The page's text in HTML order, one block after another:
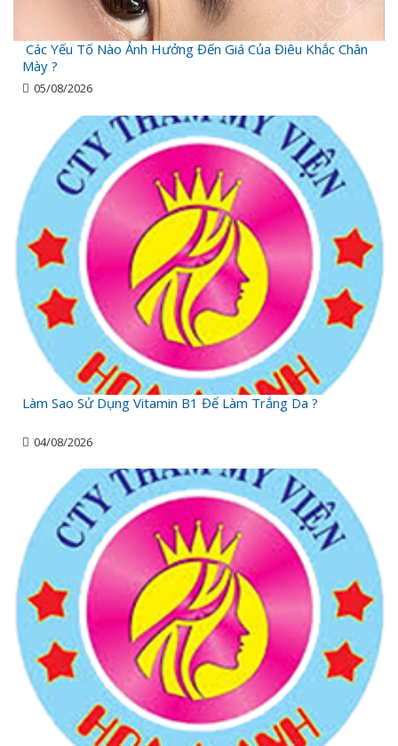
Các Yếu Tố Nào Ảnh Hưởng Đến Giá Của Điêu Khắc Chân
Mày ?
05/08/2026
Làm Sao Sử Dụng Vitamin B1 Để Làm Trắng Da ?
04/08/2026